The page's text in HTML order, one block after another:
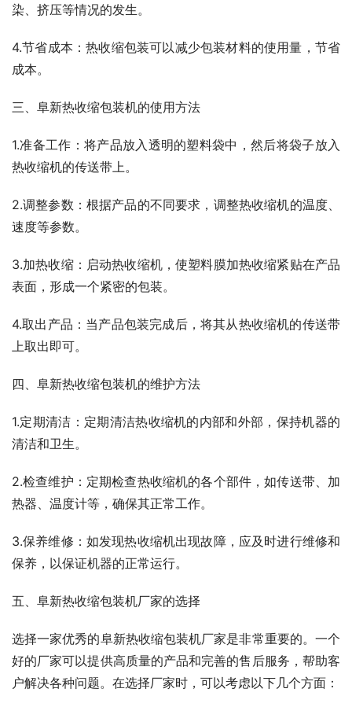
染、挤压等情况的发生。
4.节省成本：热收缩包装可以减少包装材料的使用量，节省
成本。
三、阜新热收缩包装机的使用方法
1.准备工作：将产品放入透明的塑料袋中，然后将袋子放入
热收缩机的传送带上。
2.调整参数：根据产品的不同要求，调整热收缩机的温度、
速度等参数。
3.加热收缩：启动热收缩机，使塑料膜加热收缩紧贴在产品
表面，形成一个紧密的包装。
4.取出产品：当产品包装完成后，将其从热收缩机的传送带
上取出即可。
四、阜新热收缩包装机的维护方法
1.定期清洁：定期清洁热收缩机的内部和外部，保持机器的
清洁和卫生。
2.检查维护：定期检查热收缩机的各个部件，如传送带、加
热器、温度计等，确保其正常工作。
3.保养维修：如发现热收缩机出现故障，应及时进行维修和
保养，以保证机器的正常运行。
五、阜新热收缩包装机厂家的选择
选择一家优秀的阜新热收缩包装机厂家是非常重要的。一个
好的厂家可以提供高质量的产品和完善的售后服务，帮助客
户解决各种问题。在选择厂家时，可以考虑以下几个方面：